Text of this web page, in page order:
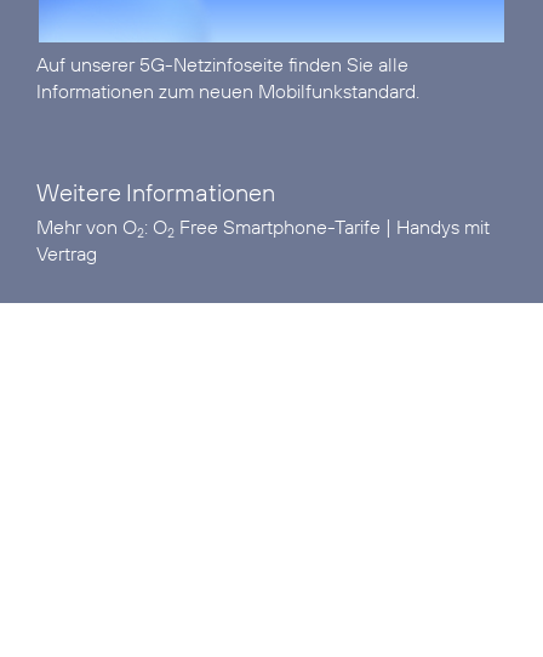
Auf unserer 5G-Netzinfoseite finden Sie alle
Informationen zum neuen Mobilfunkstandard.
Weitere Informationen
Mehr von O2: O2 Free Smartphone-Tarife | Handys mit
Vertrag